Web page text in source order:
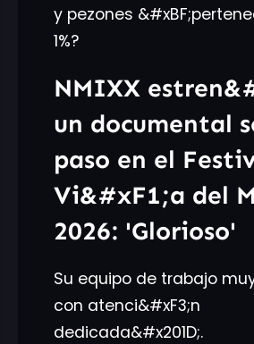
y pezones
1%?
NMIXX
un documental
paso en el
Vi&#xF1;a del
2026: 'Glorioso'
Su equipo de trabajo
con atenci&#xF3;n
dedicada&#x201D;.